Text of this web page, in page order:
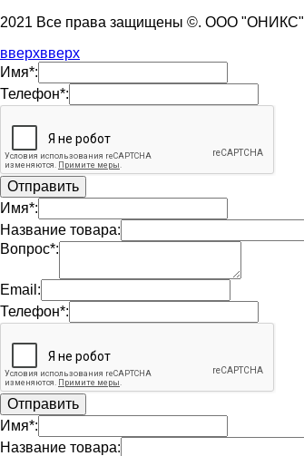
2021 Все права защищены ©. ООО "ОНИКС"
вверхвверх
Имя*:
Телефон*:
Имя*:
Название товара:
Вопрос*:
Email:
Телефон*:
Имя*:
Название товара: